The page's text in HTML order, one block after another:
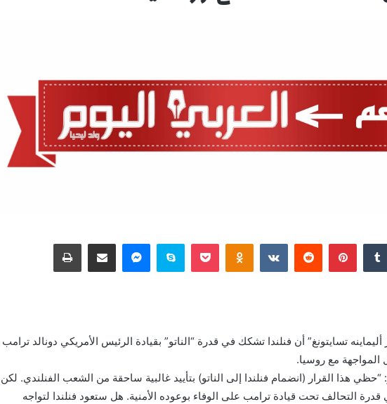
بينتيريست Odnoklassniki
‫Pocketسكايبماسنجرمشاركة عبر البريد طباعة
تسايتونغ” أن فنلندا تشكك في قدرة “الناتو” بقيادة الرئيس الأمريكي دونالد ترامب
المواجهة مع روسيا.
هذا القرار (انضمام فنلندا إلى الناتو) بتأييد غالبية ساحقة من الشعب الفنلندي. لكن
التحالف تحت قيادة ترامب على الوفاء بوعوده الأمنية. هل ستعود فنلندا لتواجه